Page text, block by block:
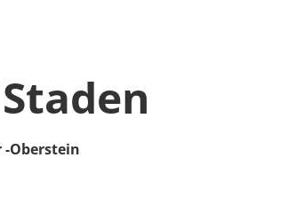
-Oberstein